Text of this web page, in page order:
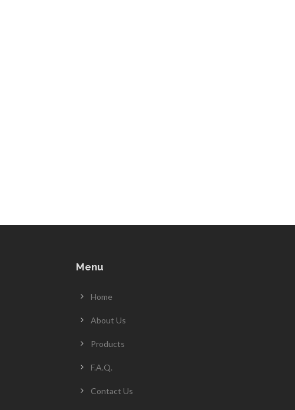
Menu
Home
About Us
Products
F.A.Q.
Contact Us